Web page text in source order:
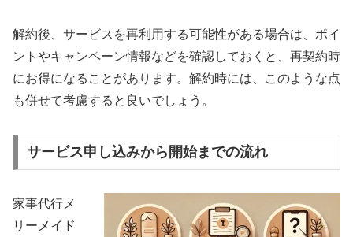
解約後、サービスを再利用する可能性がある場合は、ポイ
ントやキャンペーン情報などを確認しておくと、再契約時
にお得になることがあります。解約時には、このような点
も併せて考慮すると良いでしょう。
サービス申し込みから開始までの流れ
家事代行メ
リーメイド